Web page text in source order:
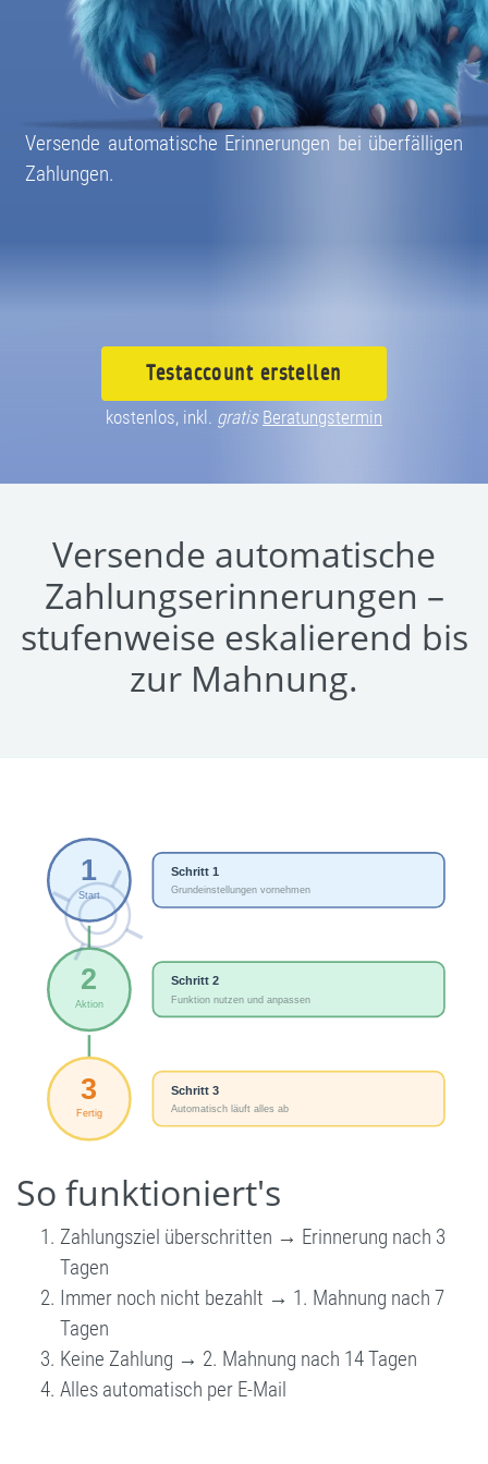
Versende automatische Erinnerungen bei überfälligen
Zahlungen.
Testaccount erstellen
kostenlos, inkl. gratis Beratungstermin
Versende automatische
Zahlungserinnerungen –
stufenweise eskalierend bis
zur Mahnung.
So funktioniert's
Zahlungsziel überschritten → Erinnerung nach 3
Tagen
Immer noch nicht bezahlt → 1. Mahnung nach 7
Tagen
Keine Zahlung → 2. Mahnung nach 14 Tagen
Alles automatisch per E-Mail
08004003055